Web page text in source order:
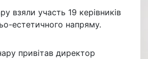
взяли участь 19 керівників
естетичного напряму.
привітав директор